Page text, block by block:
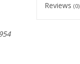
Reviews (0)